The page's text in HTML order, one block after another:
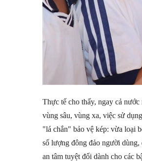
Thực tế cho thấy, ngay cả
vùng sâu, vùng xa, việc sử
"lá chắn" bảo vệ kép: vừa loại
số lượng đông đảo người
an tâm tuyệt đối dành cho các